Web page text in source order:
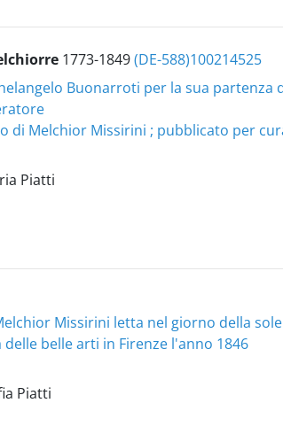
1773-1849(DE-588)100214525
Buonarroti per la sua partenza
di Melchior Missirini ; pubblicato per
Piatti
Missirini letta nel giorno della
delle belle arti in Firenze l'anno 1846
Piatti